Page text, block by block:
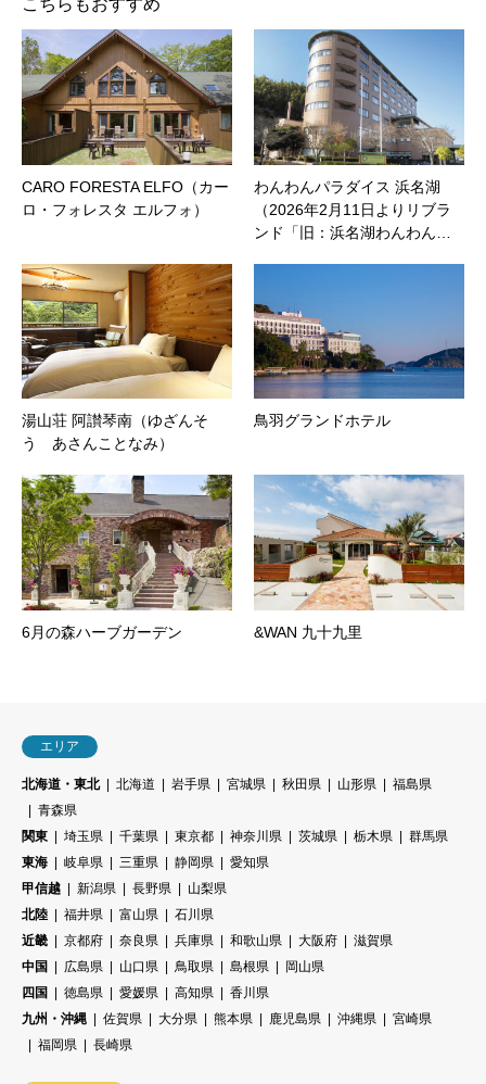
こちらもおすすめ
CARO FORESTA ELFO（カー
ロ・フォレスタ エルフォ）
わんわんパラダイス 浜名湖
（2026年2月11日よりリブラ
ンド「旧：浜名湖わんわん…
湯山荘 阿讃琴南（ゆざんそ
う あさんことなみ）
鳥羽グランドホテル
6月の森ハーブガーデン &WAN 九十九里
エリア
北海道・東北 北海道 岩手県 宮城県 秋田県 山形県
福島県
青森県
関東
埼玉県 千葉県 東京都 神奈川県 茨城県 栃木県
群馬県
東海
岐阜県 三重県 静岡県
愛知県
甲信越
新潟県 長野県
山梨県
北陸
福井県 富山県
石川県
近畿
京都府 奈良県 兵庫県 和歌山県 大阪府
滋賀県
中国
広島県 山口県 鳥取県 島根県
岡山県
四国
徳島県 愛媛県 高知県
香川県
九州・沖縄
佐賀県 大分県 熊本県 鹿児島県 沖縄県
宮崎県
福岡県
長崎県